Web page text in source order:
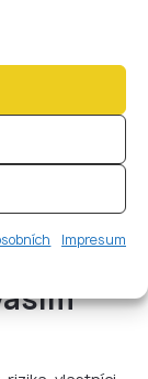
Impresum
trail; žádné
nikdo za něj